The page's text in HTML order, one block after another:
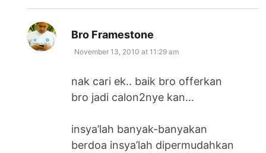
Bro Framestone
November 13, 2010 at 11:29 am
nak cari ek.. baik bro offerkan
bro jadi calon2nye kan…
insya’lah banyak-banyakan
berdoa insya’lah dipermudahkan